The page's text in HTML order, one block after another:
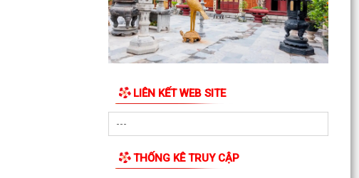
LIÊN KẾT WEB SITE
THỐNG KÊ TRUY CẬP